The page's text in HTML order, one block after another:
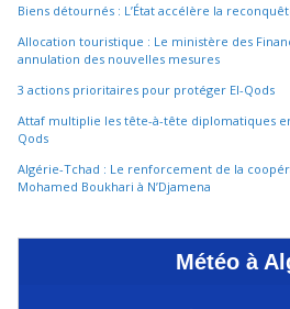
Biens détournés : L’État accélère la
Allocation touristique : Le ministère des
annulation des nouvelles mesures
3 actions prioritaires pour protéger El-Qods
Attaf multiplie les tête-à-tête diplomatiques
Qods
Algérie-Tchad : Le renforcement de la
Mohamed Boukhari à N’Djamena
Météo à